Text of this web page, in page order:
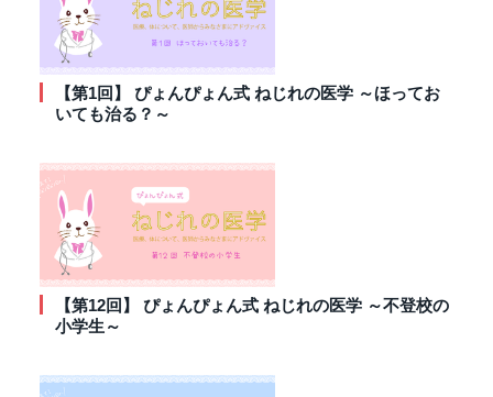
【第1回】 ぴょんぴょん式 ねじれの医学 ～ほってお
いても治る？～
【第12回】 ぴょんぴょん式 ねじれの医学 ～不登校の
小学生～